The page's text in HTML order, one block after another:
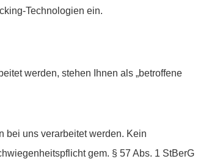
Technologien ein.
werden, stehen Ihnen als „betroffene
bei uns verarbeitet werden. Kein
gem. § 57 Abs. 1 StBerG